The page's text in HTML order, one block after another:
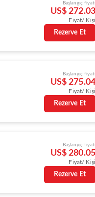
Başlangıç fiyatı
US$ 272.03
Fiyat/ Kişi
Rezerve Et
Başlangıç fiyatı
US$ 275.04
Fiyat/ Kişi
Rezerve Et
Başlangıç fiyatı
US$ 280.05
Fiyat/ Kişi
Rezerve Et